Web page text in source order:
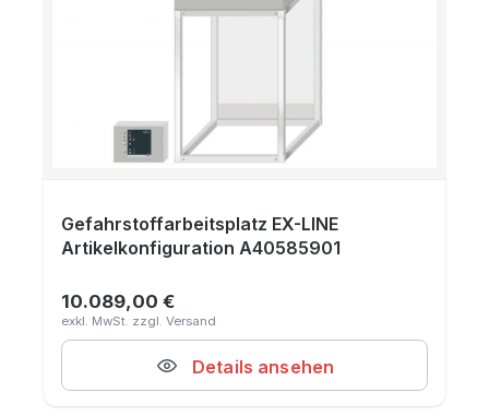
Gefahrstoffarbeitsplatz EX-LINE
Artikelkonfiguration A40585901
Regulärer Preis:
10.089,00 €
Details ansehen